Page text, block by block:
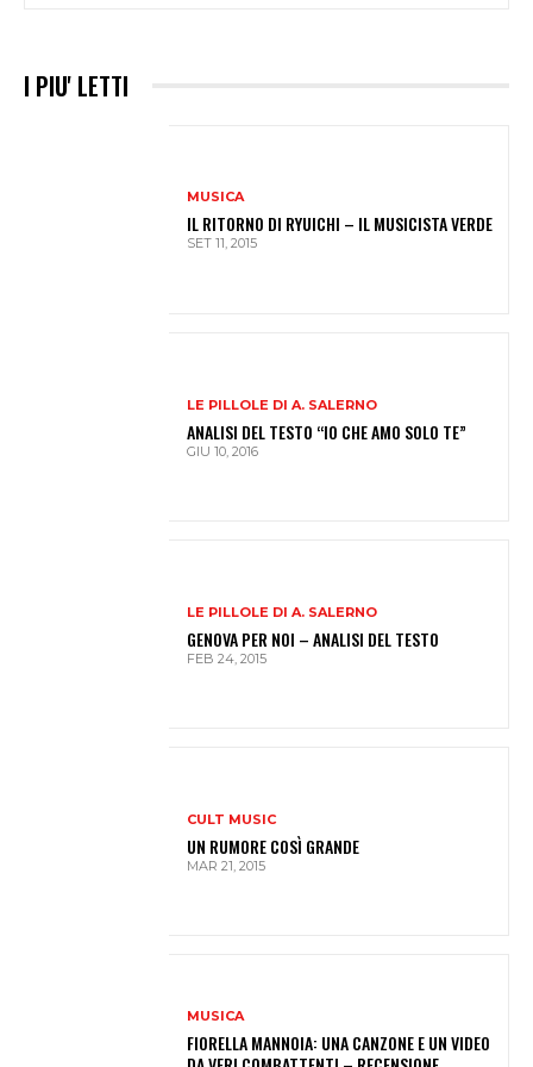
I PIU' LETTI
MUSICA
IL RITORNO DI RYUICHI – IL MUSICISTA VERDE
SET 11, 2015
LE PILLOLE DI A. SALERNO
ANALISI DEL TESTO “IO CHE AMO SOLO TE”
GIU 10, 2016
LE PILLOLE DI A. SALERNO
GENOVA PER NOI – ANALISI DEL TESTO
FEB 24, 2015
CULT MUSIC
UN RUMORE COSÌ GRANDE
MAR 21, 2015
MUSICA
FIORELLA MANNOIA: UNA CANZONE E UN VIDEO